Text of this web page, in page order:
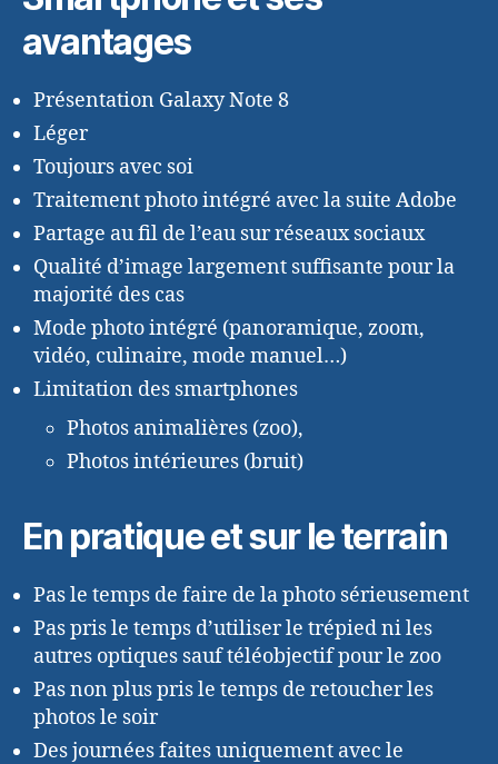
avantages
Présentation Galaxy Note 8
Léger
Toujours avec soi
Traitement photo intégré avec la suite Adobe
Partage au fil de l’eau sur réseaux sociaux
Qualité d’image largement suffisante pour la
majorité des cas
Mode photo intégré (panoramique, zoom,
vidéo, culinaire, mode manuel…)
Limitation des smartphones
Photos animalières (zoo),
Photos intérieures (bruit)
En pratique et sur le terrain
Pas le temps de faire de la photo sérieusement
Pas pris le temps d’utiliser le trépied ni les
autres optiques sauf téléobjectif pour le zoo
Pas non plus pris le temps de retoucher les
photos le soir
Des journées faites uniquement avec le